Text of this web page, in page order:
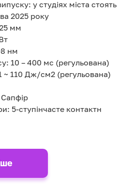
у студіях міста стоять
2025 року
мм
нм
10 – 400 мс (регульована)
1 ~ 110 Дж/см2 (регульована)
5-ступінчасте контактн